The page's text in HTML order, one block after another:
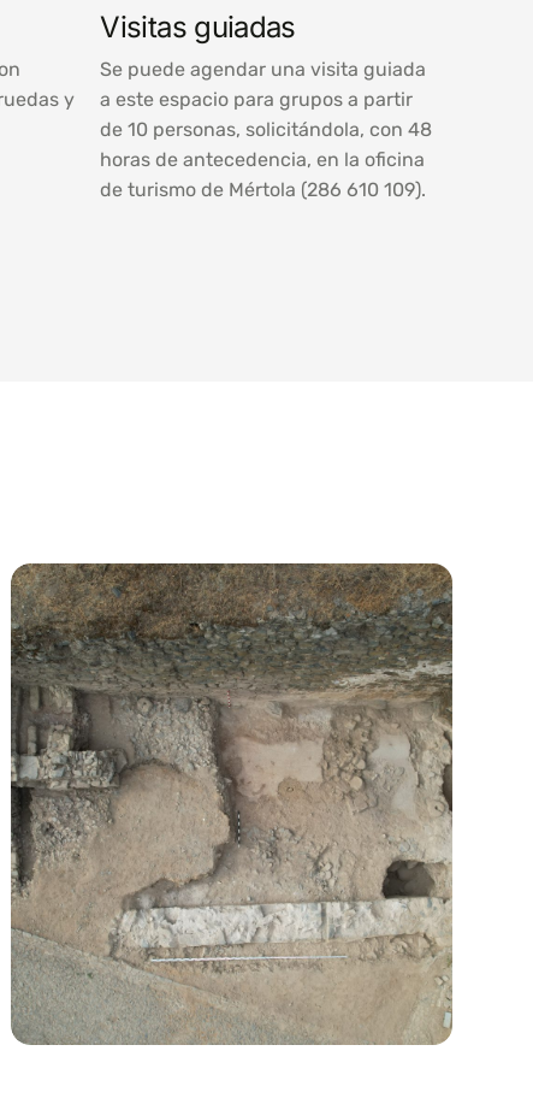
y
Visitas guiadas
Se puede agendar una visita guiada
a este espacio para grupos a partir
de 10 personas, solicitándola, con 48
horas de antecedencia, en la oficina
de turismo de Mértola (286 610 109).